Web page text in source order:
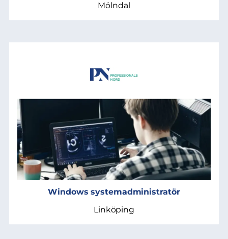
Mölndal
Windows systemadministratör
Linköping